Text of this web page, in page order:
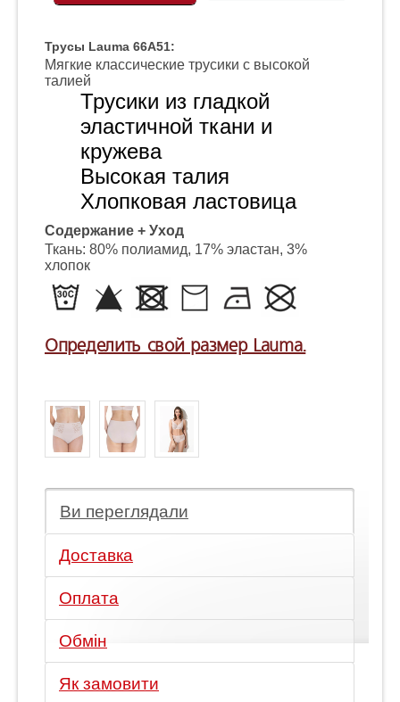
Трусы Lauma 66A51:
Мягкие классические трусики с высокой
талией
Трусики из гладкой
эластичной ткани и
кружева
Высокая талия
Хлопковая ластовица
Содержание + Уход
Ткань: 80% полиамид, 17% эластан, 3%
хлопок
Определить свой размер Lauma.
Ви переглядали
Доставка
Оплата
Обмін
Як замовити